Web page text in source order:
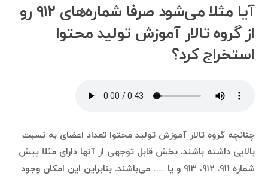
آیا مثلا می‌شود صرفا شماره‌های ۹۱۲ رو
از گروه تالار آموزش تولید محتوا
استخراج کرد؟
چنانچه گروه تالار آموزش تولید محتوا تعداد اعضای به نسبت
بالایی داشته باشند، بخش قابل توجهی از آنها دارای مثلا پیش
شماره ۹۱۱، ۹۱۲، ۹۱۳ و یا …. می‌باشند. بنابراین این امکان وجود